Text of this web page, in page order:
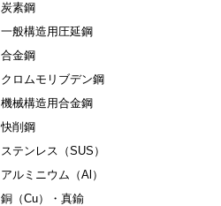
炭素鋼
一般構造用圧延鋼
合金鋼
クロムモリブデン鋼
機械構造用合金鋼
快削鋼
ステンレス（SUS）
アルミニウム（Al）
銅（Cu）・真鍮